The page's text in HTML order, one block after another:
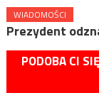
WIADOMOŚCI
Prezydent
PODOBA CI